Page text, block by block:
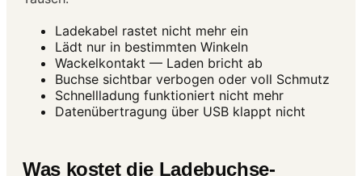
Ladekabel rastet nicht mehr ein
Lädt nur in bestimmten Winkeln
Wackelkontakt — Laden bricht ab
Buchse sichtbar verbogen oder voll Schmutz
Schnellladung funktioniert nicht mehr
Datenübertragung über USB klappt nicht
Was kostet die Ladebuchse-